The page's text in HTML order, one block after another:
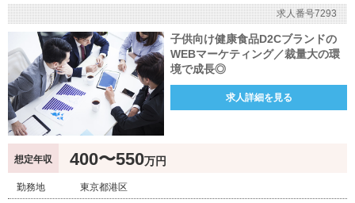
求人番号7293
子供向け健康食品D2Cブランドの
WEBマーケティング／裁量大の環
境で成長◎
求人詳細を見る
想定年収 400〜550万円
勤務地 東京都港区